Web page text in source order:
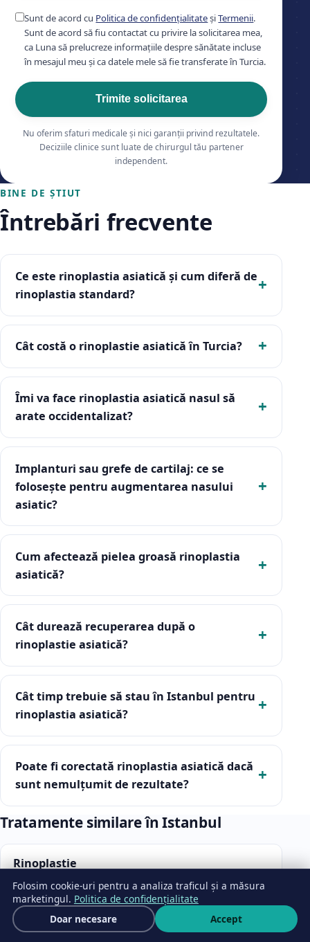
Sunt de acord cu Politica de confidențialitateșiTermenii.
Sunt de acord să fiu contactat cu privire la solicitarea mea,
ca Luna să prelucreze informațiile despre sănătate incluse
în mesajul meu și ca datele mele să fie transferate în Turcia.
Trimite solicitarea
Nu oferim sfaturi medicale și nici garanții privind rezultatele.
Deciziile clinice sunt luate de chirurgul tău partener
independent.
BINE DE ȘTIUT
Întrebări frecvente
Ce este rinoplastia asiatică și cum diferă de
rinoplastia standard?
Cât costă o rinoplastie asiatică în Turcia?
Îmi va face rinoplastia asiatică nasul să
arate occidentalizat?
Implanturi sau grefe de cartilaj: ce se
folosește pentru augmentarea nasului
asiatic?
Cum afectează pielea groasă rinoplastia
asiatică?
Cât durează recuperarea după o
rinoplastie asiatică?
Cât timp trebuie să stau în Istanbul pentru
rinoplastia asiatică?
Poate fi corectată rinoplastia asiatică dacă
sunt nemulțumit de rezultate?
Tratamente similare în Istanbul
Rinoplastie
Liposucție
Cere ofertă
Folosim cookie-uri pentru a analiza traficul și a măsura
marketingul. Politica de confidențialitate
Doar necesare
Accept